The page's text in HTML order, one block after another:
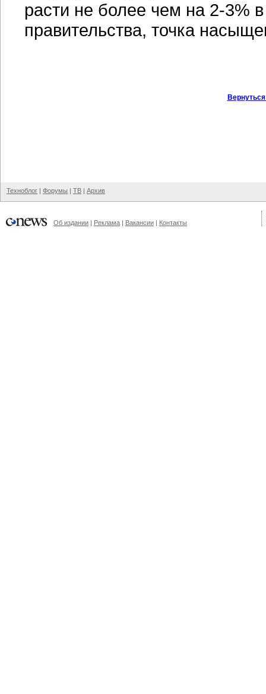
расти не более чем на 2-3%
правительства, точка
Техноблог | Форумы | ТВ | Архив
Об издании | Реклама | Вакансии | Контакты